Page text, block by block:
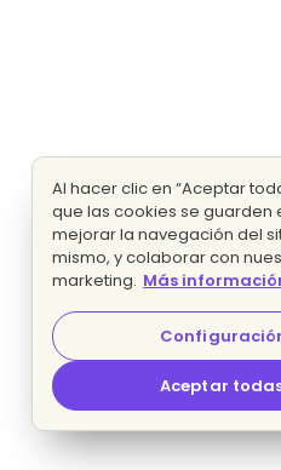
Al hacer clic en “Aceptar
que las cookies se guarden
mejorar la navegación del
mismo, y colaborar con
marketing. Más
Aceptar